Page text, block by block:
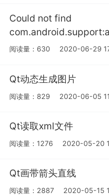
Could not find
阅读量：630 2020-06-29
Qt动态生成图片
阅读量：829 2020-06-05
Qt读取xml文件
阅读量：1276 2020-05-20
Qt画带箭头直线
阅读量：2887 2020-05-15